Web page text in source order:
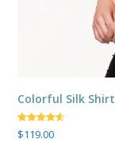
Colorful Silk Shirt
Valorado
con 4.50
$119.00